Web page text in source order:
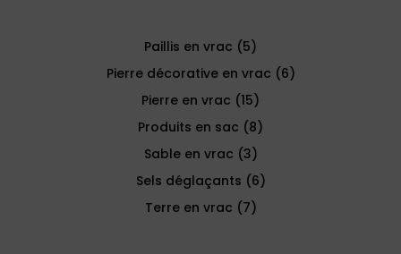
Paillis en vrac 55
produits
Pierre décorative en vrac 66
Pierre en vrac 1515
produits
Produits en sac 88
produits
Sable en vrac 33
produits
Sels déglaçants 66
Terre en vrac 77